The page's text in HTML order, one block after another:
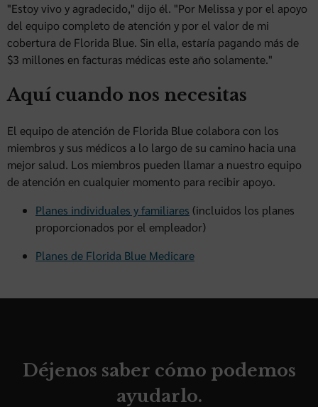
"Estoy vivo y agradecido," dijo él. "Por Melissa y por el apoyo
del equipo completo de atención y por el valor de mi
cobertura de Florida Blue. Sin ella, estaría pagando más de
$3 millones en facturas médicas este año solamente."
Aquí cuando nos necesitas
El equipo de atención de Florida Blue colabora con los
miembros y sus médicos a lo largo de su camino hacia una
mejor salud. Los miembros pueden llamar a nuestro equipo
de atención en cualquier momento para recibir apoyo.
Planes individuales y familiares (incluidos los planes
proporcionados por el empleador)
Planes de Florida Blue Medicare
Déjenos saber cómo podemos
ayudarlo.